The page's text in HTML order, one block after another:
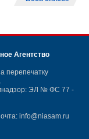
Агентство
перепечатку
ЭЛ № ФС 77 -
info@niasam.ru